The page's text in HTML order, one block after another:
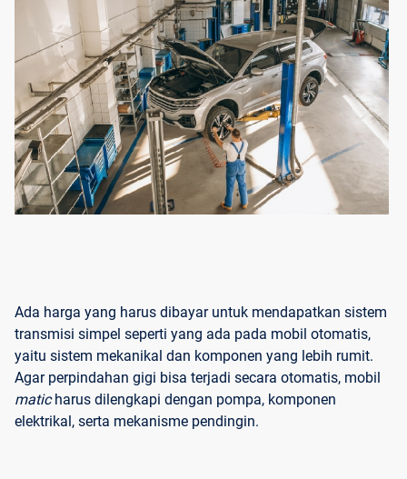
Ada harga yang harus dibayar untuk mendapatkan sistem
transmisi simpel seperti yang ada pada mobil otomatis,
yaitu sistem mekanikal dan komponen yang lebih rumit.
Agar perpindahan gigi bisa terjadi secara otomatis, mobil
maticharus dilengkapi dengan pompa, komponen
elektrikal, serta mekanisme pendingin.